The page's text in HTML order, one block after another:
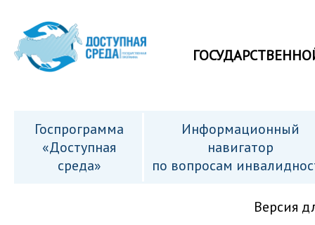
Госпрограмма
«Доступная
среда»
Информационный
навигатор
по вопросам
Версия